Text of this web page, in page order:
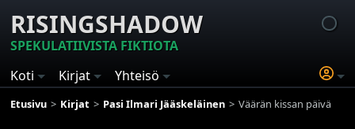
RISINGSHADOW
SPEKULATIIVISTA FIKTIOTA
Koti
Kirjat Yhteisö
Etusivu Kirjat Pasi Ilmari Jääskeläinen Väärän kissan päivä